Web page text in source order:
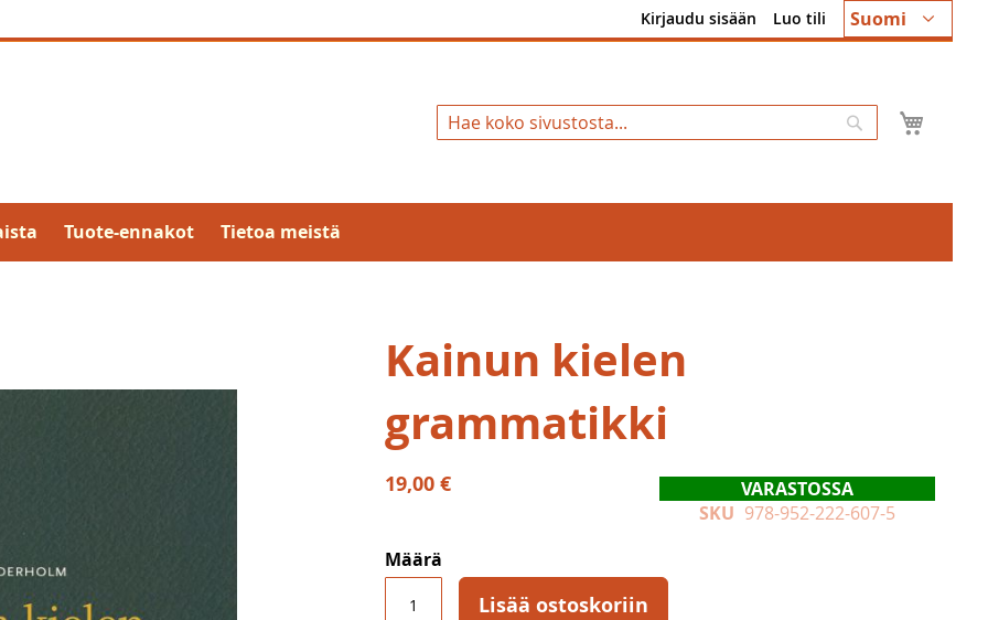
Kieli
Suomi
Kirjaudu sisään Luo tili
Hae
Tuote-ennakot Tietoa meistä
Kainun kielen
grammatikki
19,00 €
VARASTOSSA
SKU 978-952-222-607-5
Määrä
Lisää ostoskoriin